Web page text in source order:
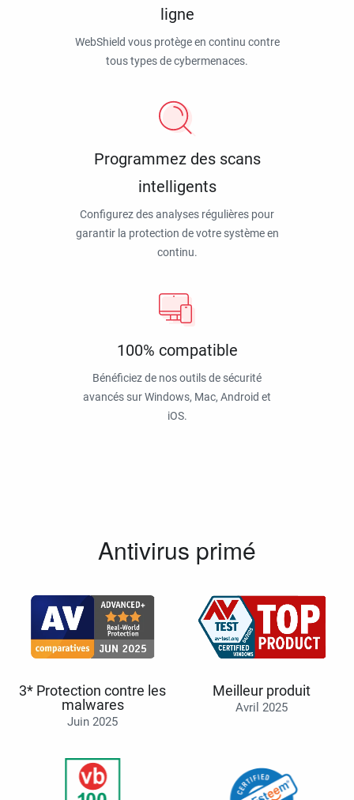
ligne
WebShield vous protège en continu contre
tous types de cybermenaces.
Programmez des scans
intelligents
Configurez des analyses régulières pour
garantir la protection de votre système en
continu.
100% compatible
Bénéficiez de nos outils de sécurité
avancés sur Windows, Mac, Android et
iOS.
Antivirus primé
3* Protection contre les
malwares
Juin 2025
Meilleur produit
Avril 2025